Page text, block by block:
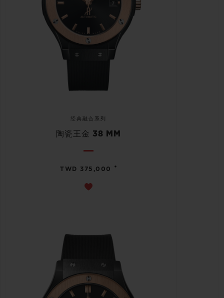
经典融合系列
陶瓷王金 38 MM
TWD 375,000 •